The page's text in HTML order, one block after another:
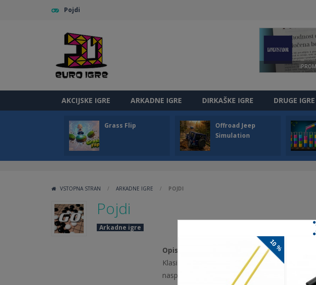
Pojdi
AKCIJSKE IGRE ARKADNE IGRE DIRKAŠKE IGRE DRUGE IGRE
Grass Flip
Offroad Jeep
Simulation
VSTOPNA STRAN / ARKADNE IGRE / POJDI
Pojdi
Arkadne igre
Opis igre
Klasična družabna igra Go. Cilj je obkrožiti
nasprotnik.